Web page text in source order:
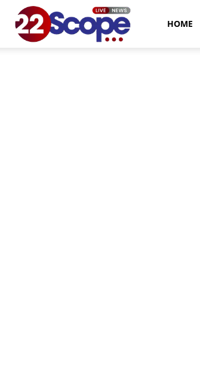
HOME